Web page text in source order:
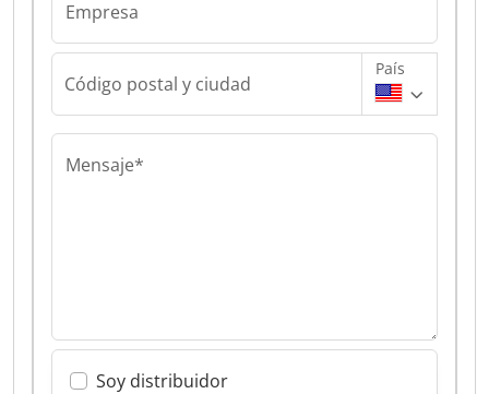
Empresa
Código postal y ciudad
País
Mensaje*
Soy distribuidor